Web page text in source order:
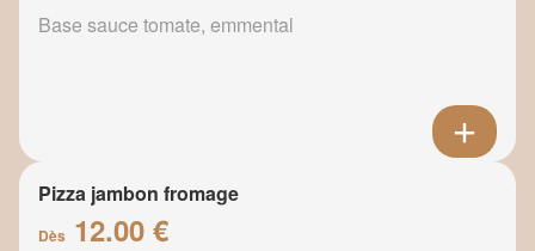
Base sauce tomate, emmental
Pizza jambon fromage
Dès 12.00 €